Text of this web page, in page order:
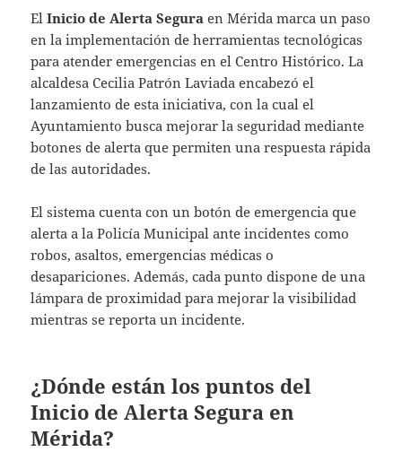
ElInicio de Alerta Segura en Mérida marca un paso
en la implementación de herramientas tecnológicas
para atender emergencias en el Centro Histórico. La
alcaldesa Cecilia Patrón Laviada encabezó el
lanzamiento de esta iniciativa, con la cual el
Ayuntamiento busca mejorar la seguridad mediante
botones de alerta que permiten una respuesta rápida
de las autoridades.
El sistema cuenta con un botón de emergencia que
alerta a la Policía Municipal ante incidentes como
robos, asaltos, emergencias médicas o
desapariciones. Además, cada punto dispone de una
lámpara de proximidad para mejorar la visibilidad
mientras se reporta un incidente.
¿Dónde están los puntos del
Inicio de Alerta Segura en
Mérida?